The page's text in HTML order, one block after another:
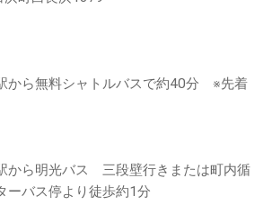
から無料シャトルバスで約40分 ※先着
から明光バス 三段壁行きまたは町内循
ーバス停より徒歩約1分